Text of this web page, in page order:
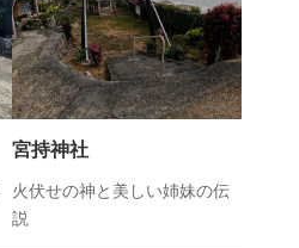
宮持神社
火伏せの神と美しい姉妹の伝
説